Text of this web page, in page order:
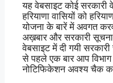
यह वेबसाइट कोई सरकारी
हरियाणा वासियों को
योजना के बारें में अवगत
अख़बार और सरकारी
वेबसाइट में दी गयी
से पहले एक बार आप
नोटिफिकेशन अवश्य चैक